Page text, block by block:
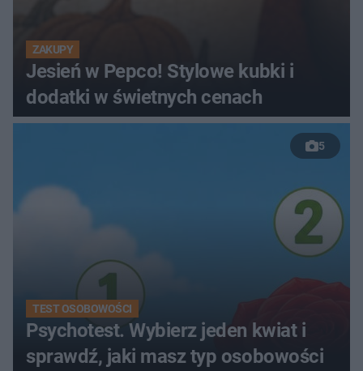
ZAKUPY
Jesień w Pepco! Stylowe kubki i
dodatki w świetnych cenach
5
TEST OSOBOWOŚCI
Psychotest. Wybierz jeden kwiat i
sprawdź, jaki masz typ osobowości